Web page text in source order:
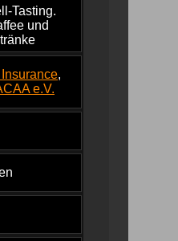
Tasting.
und
,
e.V.